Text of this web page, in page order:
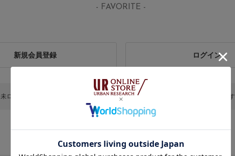
- FAVORITE -
新規会員登録 ログイン
未ログイン状態で登録できるお気に入り商品は20件、保存期間30日間までとなります
スタイル